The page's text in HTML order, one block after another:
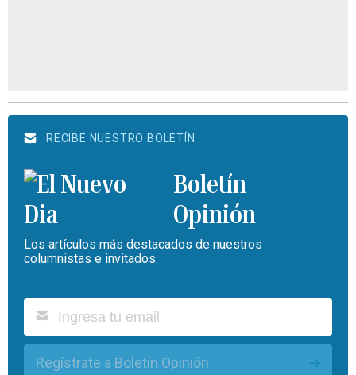
RECIBE NUESTRO BOLETÍN
Boletín
Opinión
Los artículos más destacados de nuestros
columnistas e invitados.
Regístrate a Boletín Opinión